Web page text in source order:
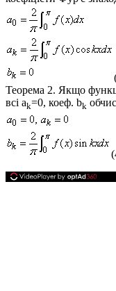
Теорема 2. Якщо
всі ak=0, коеф. bk